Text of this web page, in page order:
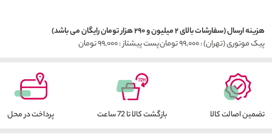
هزینه ارسال (سفارشات بالای ۲ میلیون و ۲۹۰ هزار تومان رایگان می باشد)
پیک موتوری (تهران) : ۹۹,۰۰۰ تومان
پست پیشتاز : ۹۹,۰۰۰ تومان
تضمین اصالت کالا بازگشت کالا تا 72 ساعت پرداخت در محل